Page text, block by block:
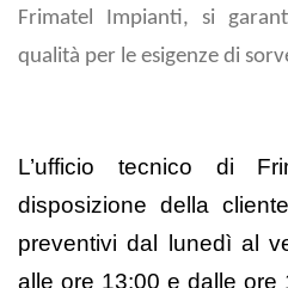
Frimatel Impianti, si
qualità per le esigenze di
L’ufficio tecnico di
disposizione della
preventivi dal lunedì al
alle ore 13:00 e dalle ore